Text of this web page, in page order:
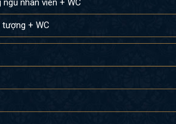
nhân viên + WC
+ WC